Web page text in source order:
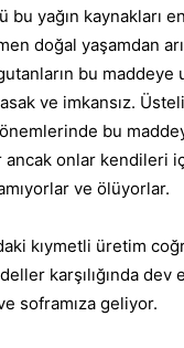
bu yağın kaynakları
doğal yaşamdan
bu maddeye
ve imkansız.
bu
onlar kendileri
ve ölüyorlar.
kıymetli üretim
karşılığında dev
soframıza geliyor.